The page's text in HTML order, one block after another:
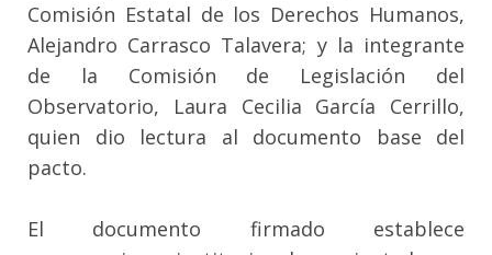
Comisión Estatal de los Derechos Humanos,
Alejandro Carrasco Talavera; y la integrante
de la Comisión de Legislación del
Observatorio, Laura Cecilia García Cerrillo,
quien dio lectura al documento base del
pacto.
El documento firmado establece